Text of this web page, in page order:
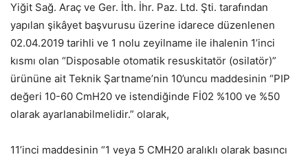
Yiğit Sağ. Araç ve Ger. İth. İhr. Paz. Ltd. Şti. tarafından
yapılan şikâyet başvurusu üzerine idarece düzenlenen
02.04.2019 tarihli ve 1 nolu zeyilname ile ihalenin 1’inci
kısmı olan “Disposable otomatik resuskitatör (osilatör)”
ürününe ait Teknik Şartname’nin 10’uncu maddesinin “PIP
değeri 10-60 CmH20 ve istendiğinde Fİ02 %100 ve %50
olarak ayarlanabilmelidir.” olarak,
11’inci maddesinin “1 veya 5 CMH20 aralıklı olarak basıncı